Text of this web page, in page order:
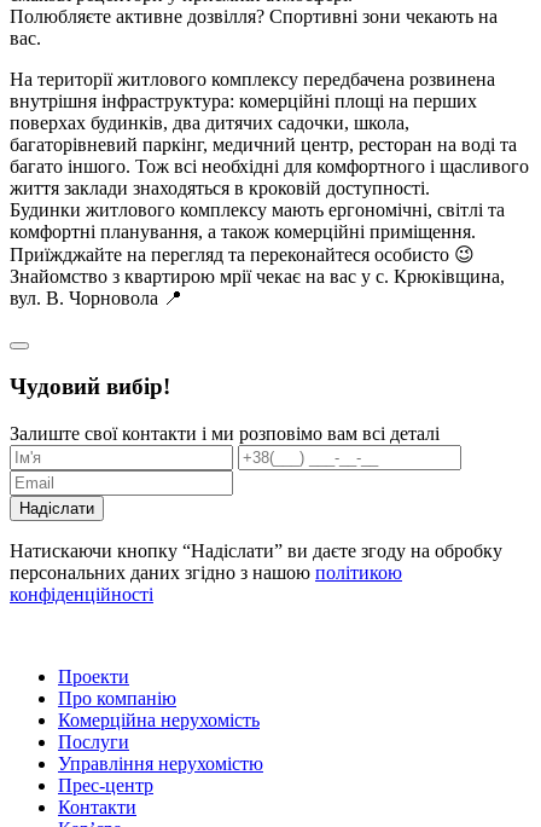
Полюбляєте активне дозвілля? Спортивні зони чекають на
вас.
На території житлового комплексу передбачена розвинена
внутрішня інфраструктура: комерційні площі на перших
поверхах будинків, два дитячих садочки, школа,
багаторівневий паркінг, медичний центр, ресторан на воді та
багато іншого. Тож всі необхідні для комфортного і щасливого
життя заклади знаходяться в кроковій доступності.
Будинки житлового комплексу мають ергономічні, світлі та
комфортні планування, а також комерційні приміщення.
Приїжджайте на перегляд та переконайтеся особисто 😉
Знайомство з квартирою мрії чекає на вас у с. Крюківщина,
вул. В. Чорновола 📍
Чудовий вибір!
Залиште свої контакти і ми розповімо вам всі деталі
Надіслати
Натискаючи кнопку “Надіслати” ви даєте згоду на обробку
персональних даних згідно з нашою політикою
конфіденційності
Проекти
Про компанію
Комерційна нерухомість
Послуги
Управління нерухомістю
Прес-центр
Контакти